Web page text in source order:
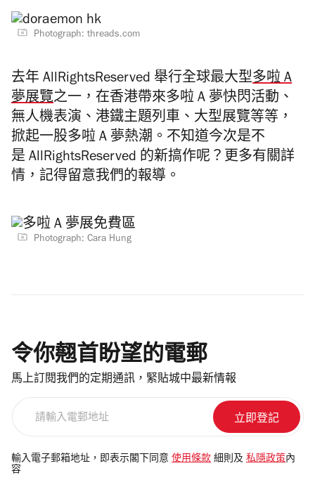
Photograph: threads.com
去年 AllRightsReserved 舉行全球最大型多啦 A
夢展覽之一，在香港帶來多啦 A 夢快閃活動、
無人機表演、港鐵主題列車、大型展覽等等，
掀起一股多啦 A 夢熱潮。不知道今次是不
是 AllRightsReserved 的新搞作呢？更多有關詳
情，記得留意我們的報導。
Photograph: Cara Hung
令你翹首盼望的電郵
馬上訂閱我們的定期通訊，緊貼城中最新情報
電
郵
輸入電子郵箱地址，即表示閣下同意 使用條款 細則及 私隱政策 內
容